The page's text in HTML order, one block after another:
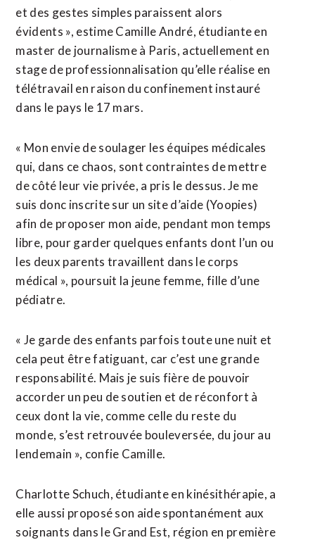
et des gestes simples paraissent alors
évidents », estime Camille André, étudiante en
master de journalisme à Paris, actuellement en
stage de professionnalisation qu’elle réalise en
télétravail en raison du confinement instauré
dans le pays le 17 mars.
« Mon envie de soulager les équipes médicales
qui, dans ce chaos, sont contraintes de mettre
de côté leur vie privée, a pris le dessus. Je me
suis donc inscrite sur un site d’aide (Yoopies)
afin de proposer mon aide, pendant mon temps
libre, pour garder quelques enfants dont l’un ou
les deux parents travaillent dans le corps
médical », poursuit la jeune femme, fille d’une
pédiatre.
« Je garde des enfants parfois toute une nuit et
cela peut être fatiguant, car c’est une grande
responsabilité. Mais je suis fière de pouvoir
accorder un peu de soutien et de réconfort à
ceux dont la vie, comme celle du reste du
monde, s’est retrouvée bouleversée, du jour au
lendemain », confie Camille.
Charlotte Schuch, étudiante en kinésithérapie, a
elle aussi proposé son aide spontanément aux
soignants dans le Grand Est, région en première